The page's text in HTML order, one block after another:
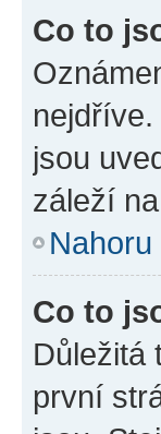
Co to
jsou
záleží
Nahoru
Co to
Důležitá
první